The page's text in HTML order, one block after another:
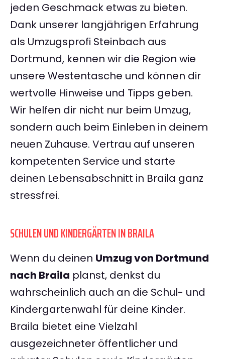
jeden Geschmack etwas zu bieten.
Dank unserer langjährigen Erfahrung
als Umzugsprofi Steinbach aus
Dortmund, kennen wir die Region wie
unsere Westentasche und können dir
wertvolle Hinweise und Tipps geben.
Wir helfen dir nicht nur beim Umzug,
sondern auch beim Einleben in deinem
neuen Zuhause. Vertrau auf unseren
kompetenten Service und starte
deinen Lebensabschnitt in Braila ganz
stressfrei.
SCHULEN UND KINDERGÄRTEN IN BRAILA
Wenn du deinen Umzug von Dortmund
nach Braila planst, denkst du
wahrscheinlich auch an die Schul- und
Kindergartenwahl für deine Kinder.
Braila bietet eine Vielzahl
ausgezeichneter öffentlicher und